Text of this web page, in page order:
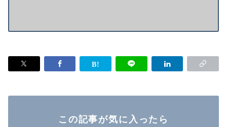
この記事が気に入ったら